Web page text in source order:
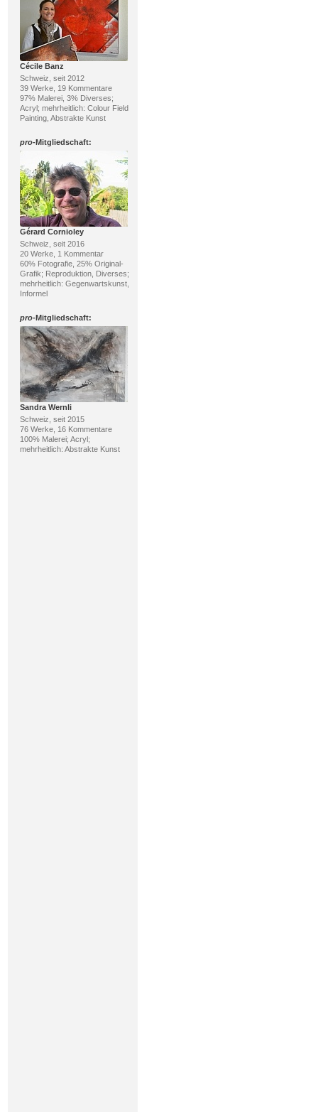
Cécile Banz
Schweiz, seit 2012
39 Werke, 19 Kommentare
97% Malerei, 3% Diverses;
Acryl; mehrheitlich: Colour Field
Painting, Abstrakte Kunst
pro-Mitgliedschaft:
Gérard Cornioley
Schweiz, seit 2016
20 Werke, 1 Kommentar
60% Fotografie, 25% Original-
Grafik; Reproduktion, Diverses;
mehrheitlich: Gegenwartskunst,
Informel
pro-Mitgliedschaft:
Sandra Wernli
Schweiz, seit 2015
76 Werke, 16 Kommentare
100% Malerei; Acryl;
mehrheitlich: Abstrakte Kunst